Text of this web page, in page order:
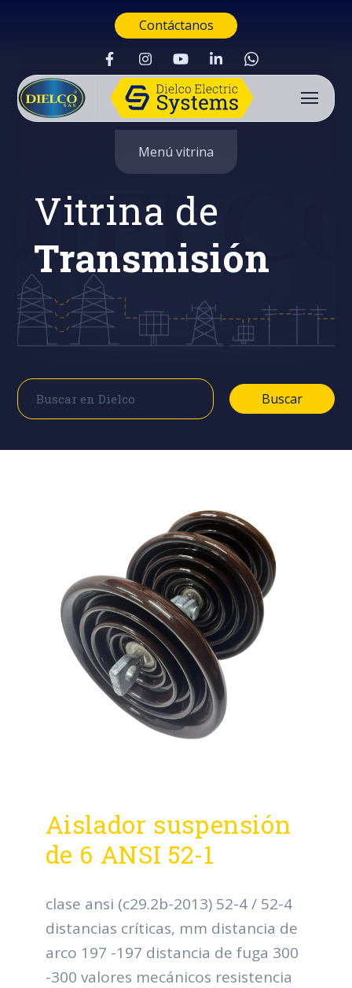
Contáctanos
Buscar
Menú vitrina
Vitrina de
Transmisión
Buscar
Buscar
Aislador suspensión
de 6 ANSI 52-1
clase ansi (c29.2b-2013) 52-4 / 52-4
distancias críticas, mm distancia de
arco 197 -197 distancia de fuga 300
-300 valores mecánicos resistencia